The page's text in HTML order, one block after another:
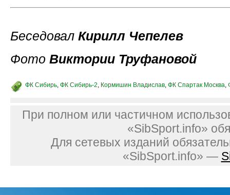
Беседовал Кирилл Чепелев
Фото Виктории Труфановой
ФК Сибирь ФК Сибирь-2 Кормишин Владислав ФК Спартак Москва
При полном или частичном
«SibSport.info»
Для сетевых изданий
«SibSport.info» —